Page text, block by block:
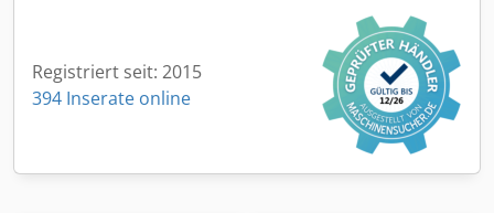
Registriert seit: 2015
394 Inserate online